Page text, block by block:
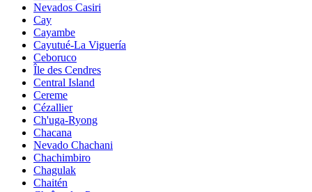
Nevados Casiri
Cay
Cayambe
Cayutué-La Viguería
Ceboruco
Île des Cendres
Central Island
Cereme
Cézallier
Ch'uga-Ryong
Chacana
Nevado Chachani
Chachimbiro
Chagulak
Chaitén